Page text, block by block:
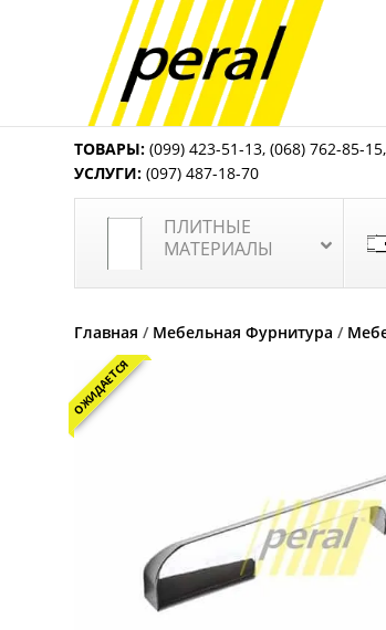
ТОВАРЫ: (099) 423-51-13,(068) 762-85-15
УСЛУГИ: (097) 487-18-70
ПЛИТНЫЕ
МАТЕРИАЛЫ
Главная / Мебельная Фурнитура /
ОЖИДАЕТСЯ